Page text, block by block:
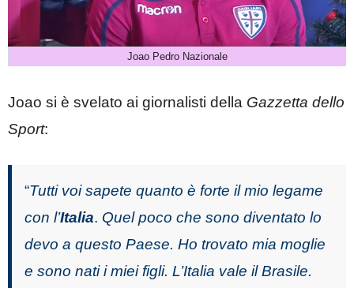
Joao Pedro Nazionale
Joao si è svelato ai giornalisti della Gazzetta dello
Sport:
“Tutti voi sapete quanto è forte il mio legame
con l’Italia. Quel poco che sono diventato lo
devo a questo Paese. Ho trovato mia moglie
e sono nati i miei figli. L’Italia vale il Brasile.